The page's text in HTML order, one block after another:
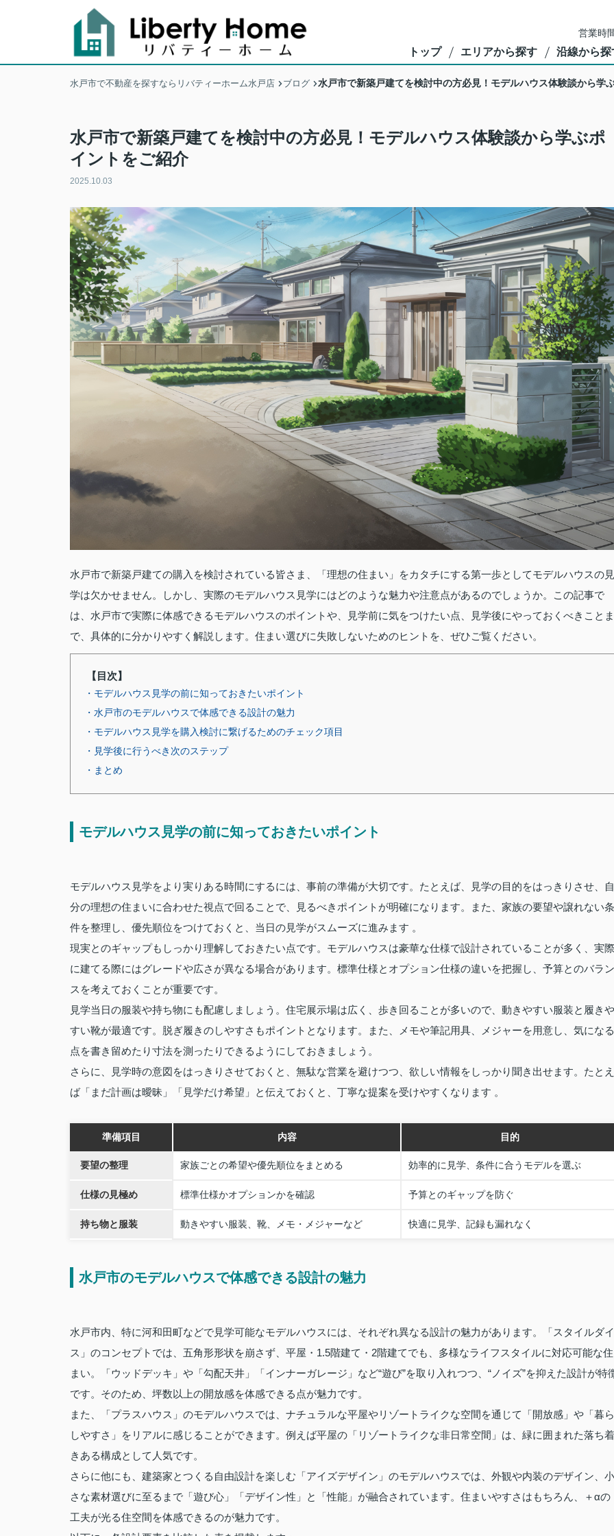
営業時
トップ エリアから探す 沿線から探
水戸市で不動産を探すならリバティーホーム水戸店 ブログ 水戸市で新築戸建てを検討中の方必見！モデルハウス体験談から学
水戸市で新築戸建てを検討中の方必見！モデルハウス体験談から学ぶポ
イントをご紹介
2025.10.03
水戸市で新築戸建ての購入を検討されている皆さま、「理想の住まい」をカタチにする第一歩としてモデルハウスの見
学は欠かせません。しかし、実際のモデルハウス見学にはどのような魅力や注意点があるのでしょうか。この記事で
は、水戸市で実際に体感できるモデルハウスのポイントや、見学前に気をつけたい点、見学後にやっておくべきことま
で、具体的に分かりやすく解説します。住まい選びに失敗しないためのヒントを、ぜひご覧ください。
【目次】
・モデルハウス見学の前に知っておきたいポイント
・水戸市のモデルハウスで体感できる設計の魅力
・モデルハウス見学を購入検討に繋げるためのチェック項目
・見学後に行うべき次のステップ
・まとめ
モデルハウス見学の前に知っておきたいポイント
モデルハウス見学をより実りある時間にするには、事前の準備が大切です。たとえば、見学の目的をはっきりさせ、自
分の理想の住まいに合わせた視点で回ることで、見るべきポイントが明確になります。また、家族の要望や譲れない条
件を整理し、優先順位をつけておくと、当日の見学がスムーズに進みます 。
現実とのギャップもしっかり理解しておきたい点です。モデルハウスは豪華な仕様で設計されていることが多く、実際
に建てる際にはグレードや広さが異なる場合があります。標準仕様とオプション仕様の違いを把握し、予算とのバラン
スを考えておくことが重要です。
見学当日の服装や持ち物にも配慮しましょう。住宅展示場は広く、歩き回ることが多いので、動きやすい服装と履きや
すい靴が最適です。脱ぎ履きのしやすさもポイントとなります。また、メモや筆記用具、メジャーを用意し、気になる
点を書き留めたり寸法を測ったりできるようにしておきましょう。
さらに、見学時の意図をはっきりさせておくと、無駄な営業を避けつつ、欲しい情報をしっかり聞き出せます。たとえ
ば「まだ計画は曖昧」「見学だけ希望」と伝えておくと、丁寧な提案を受けやすくなります 。
準備項目 内容 目的
要望の整理 家族ごとの希望や優先順位をまとめる 効率的に見学、条件に合うモデルを選ぶ
仕様の見極め 標準仕様かオプションかを確認 予算とのギャップを防ぐ
持ち物と服装 動きやすい服装、靴、メモ・メジャーなど 快適に見学、記録も漏れなく
水戸市のモデルハウスで体感できる設計の魅力
水戸市内、特に河和田町などで見学可能なモデルハウスには、それぞれ異なる設計の魅力があります。「スタイルダイ
ス」のコンセプトでは、五角形形状を崩さず、平屋・1.5階建て・2階建てでも、多様なライフスタイルに対応可能な住
まい。「ウッドデッキ」や「勾配天井」「インナーガレージ」など“遊び”を取り入れつつ、“ノイズ”を抑えた設計が特
です。そのため、坪数以上の開放感を体感できる点が魅力です。
また、「プラスハウス」のモデルハウスでは、ナチュラルな平屋やリゾートライクな空間を通じて「開放感」や「暮ら
しやすさ」をリアルに感じることができます。例えば平屋の「リゾートライクな非日常空間」は、緑に囲まれた落ち着
きある構成として人気です。
さらに他にも、建築家とつくる自由設計を楽しむ「アイズデザイン」のモデルハウスでは、外観や内装のデザイン、小
さな素材選びに至るまで「遊び心」「デザイン性」と「性能」が融合されています。住まいやすさはもちろん、＋αの
工夫が光る住空間を体感できるのが魅力です。